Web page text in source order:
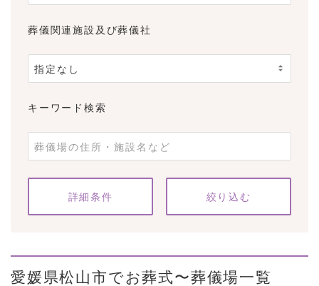
葬儀関連施設及び葬儀社
キーワード検索
条件をクリア
詳細条件
愛媛県松山市でお葬式〜葬儀場一覧